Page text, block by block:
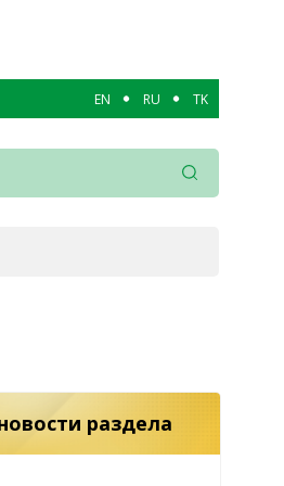
EN RU TK
раздела